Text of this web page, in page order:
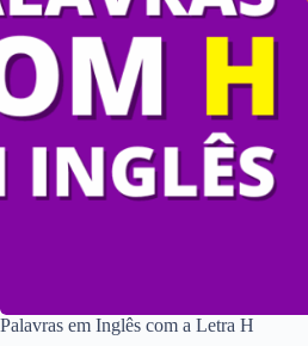
Palavras em Inglês com a Letra H